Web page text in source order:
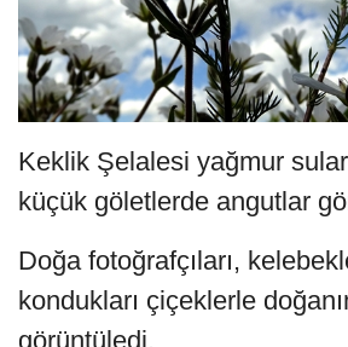
Keklik Şelalesi yağmur
küçük göletlerde angutlar
Doğa fotoğrafçıları,
kondukları çiçeklerle
görüntüledi.